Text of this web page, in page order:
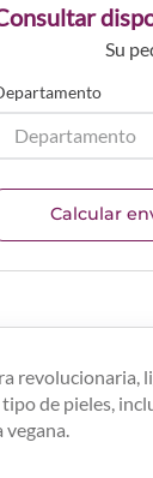
Su
Departamento
Calcular
de pieles,